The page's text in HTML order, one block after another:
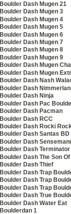
Boulder Dash Mugen 21
Boulder Dash Mugen 3
Boulder Dash Mugen 4
Boulder Dash Mugen 5
Boulder Dash Mugen 6
Boulder Dash Mugen 7
Boulder Dash Mugen 8
Boulder Dash Mugen 9
Boulder Dash Mugen
Boulder Dash Mugen
Boulder Dash Nash
Boulder Dash
Boulder Dash Ninja
Boulder Dash Pac
Boulder Dash Pacman
Boulder Dash RCC
Boulder Dash Rocki
Boulder Dash Santas
Boulder Dash
Boulder Dash
Boulder Dash The Son
Boulder Dash Thief
Boulder Dash Trap
Boulder Dash Trap
Boulder Dash Trap
Boulder Dash True
Boulder Dash Water Eat
Boulderdan 1